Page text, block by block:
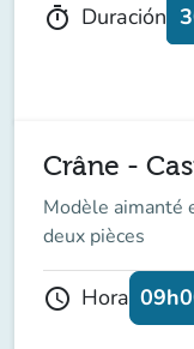
timer Duración
Crâne -
Modèle aimanté
deux pièces
schedule Hora